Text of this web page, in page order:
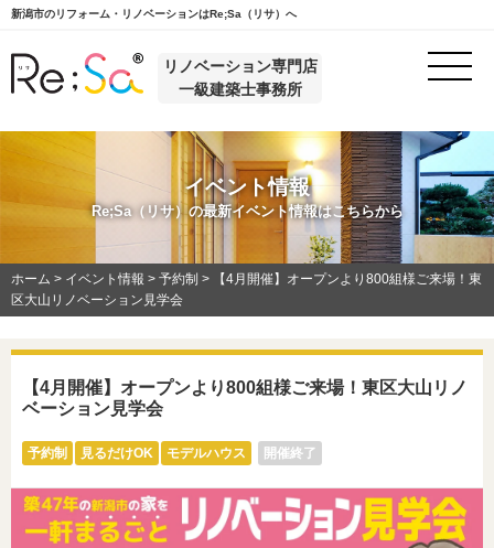
新潟市のリフォーム・リノベーションはRe;Sa（リサ）へ
リノベーション専門店
一級建築士事務所
イベント情報
Re;Sa（リサ）の最新イベント情報はこちらから
ホーム > イベント情報 > 予約制 >
【4月開催】オープンより800組様ご来場！東
区大山リノベーション見学会
【4月開催】オープンより800組様ご来場！東区大山リノ
ベーション見学会
予約制 見るだけOK モデルハウス 開催終了